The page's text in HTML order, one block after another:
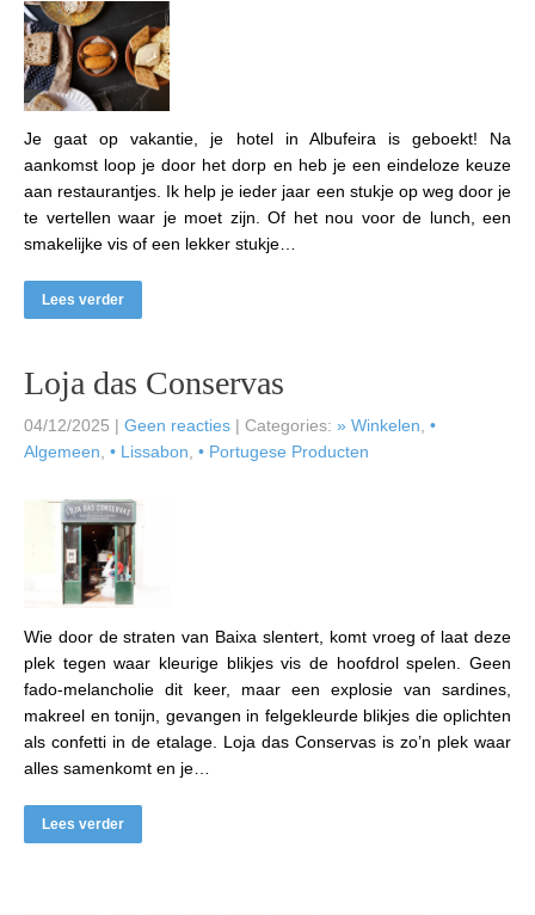
Je gaat op vakantie, je hotel in Albufeira is geboekt! Na
aankomst loop je door het dorp en heb je een eindeloze keuze
aan restaurantjes. Ik help je ieder jaar een stukje op weg door je
te vertellen waar je moet zijn. Of het nou voor de lunch, een
smakelijke vis of een lekker stukje…
Lees verder
Loja das Conservas
04/12/2025 | Geen reacties | Categories: » Winkelen •
Algemeen • Lissabon • Portugese Producten
Wie door de straten van Baixa slentert, komt vroeg of laat deze
plek tegen waar kleurige blikjes vis de hoofdrol spelen. Geen
fado-melancholie dit keer, maar een explosie van sardines,
makreel en tonijn, gevangen in felgekleurde blikjes die oplichten
als confetti in de etalage. Loja das Conservas is zo’n plek waar
alles samenkomt en je…
Lees verder